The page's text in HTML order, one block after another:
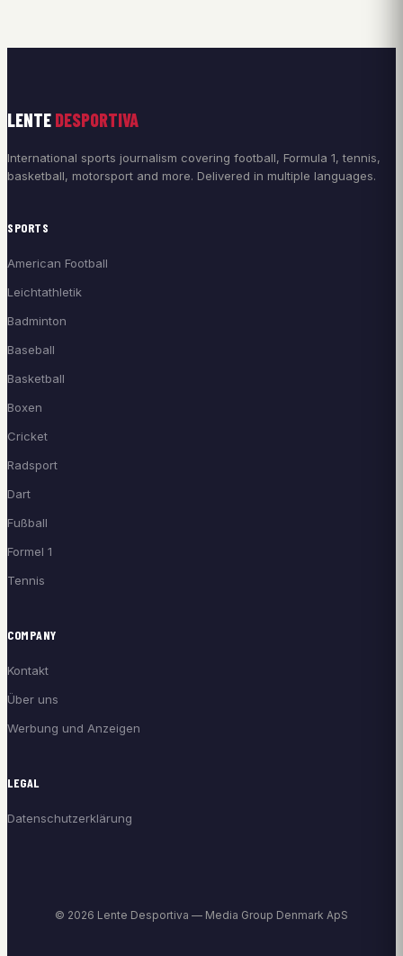
LENTE DESPORTIVA
International sports journalism covering football, Formula 1, tennis,
basketball, motorsport and more. Delivered in multiple languages.
SPORTS
American Football
Leichtathletik
Badminton
Baseball
Basketball
Boxen
Cricket
Radsport
Dart
Fußball
Formel 1
Tennis
COMPANY
Kontakt
Über uns
Werbung und Anzeigen
LEGAL
Datenschutzerklärung
© 2026 Lente Desportiva — Media Group Denmark ApS